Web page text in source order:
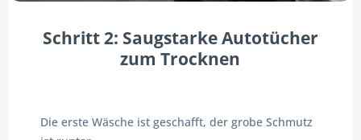
Schritt 2: Saugstarke Autotücher
zum Trocknen
Die erste Wäsche ist geschafft, der grobe Schmutz